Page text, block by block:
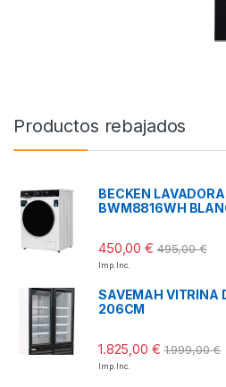
Productos rebajados
BECKEN
BWM8816WH
450,00€ 495,00€
Imp. Inc.
SAVEMAH VITRINA
206CM
1.825,00 € 1.999,00€
Imp. Inc.